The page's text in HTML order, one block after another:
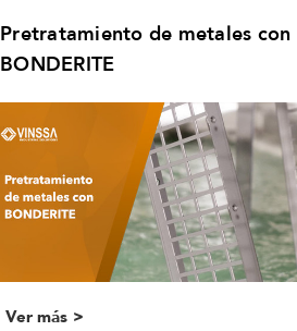
Pretratamiento de metales con
BONDERITE
Ver más